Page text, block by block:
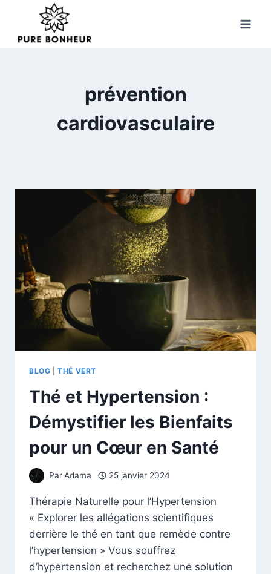
content
prévention
cardiovasculaire
BLOG |THÉ VERT
Thé et Hypertension :
Démystifier les Bienfaits
pour un Cœur en Santé
ParAdama 25 janvier 2024
Thérapie Naturelle pour l’Hypertension
« Explorer les allégations scientifiques
derrière le thé en tant que remède contre
l’hypertension » Vous souffrez
d’hypertension et recherchez une solution